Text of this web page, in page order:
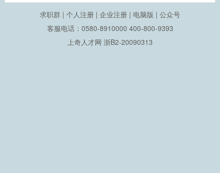
求职群 | 个人注册 | 企业注册 | 电脑版 | 公众号
客服电话：0580-8910000 400-800-9393
上奇人才网 浙B2-20090313